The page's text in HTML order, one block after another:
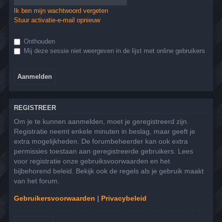
Ik ben mijn wachtwoord vergeten
Stuur activatie-e-mail opnieuw
Onthouden
Mij deze sessie niet weergeven in de lijst met online gebruikers
REGISTREER
Om je te kunnen aanmelden, moet je geregistreerd zijn.
Registratie neemt enkele minuten in beslag, maar geeft je
extra mogelijkheden. De forumbeheerder kan ook extra
permissies toestaan aan geregistreerde gebruikers. Lees
voor registratie onze gebruiksvoorwaarden en het
bijbehorend beleid. Bekijk ook de regels als je gebruik maakt
van het forum.
Gebruikersvoorwaarden | Privacybeleid